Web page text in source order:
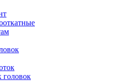
головок